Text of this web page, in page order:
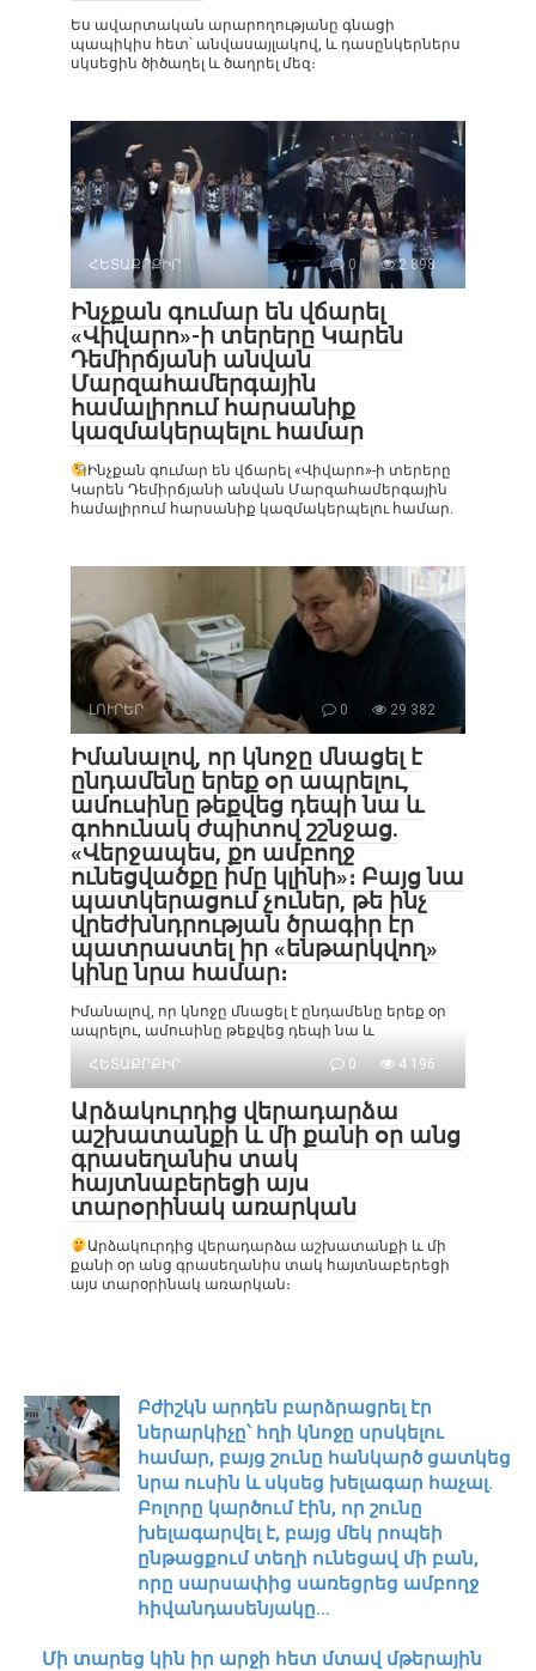
Ես ավարտական ​​​​արարողությանը գնացի
պապիկիս հետ՝ անվասայլակով, և դասընկերներս
սկսեցին ծիծաղել և ծաղրել մեզ։
ՀԵՏԱՔՐՔԻՐ 0 2 898
Ինչքան գումար են վճարել
«Վիվարո»-ի տերերը Կարեն
Դեմիրճյանի անվան
Մարզահամերգային
համալիրում հարսանիք
կազմակերպելու համար
Ինչքան գումար են վճարել «Վիվարո»-ի տերերը
Կարեն Դեմիրճյանի անվան Մարզահամերգային
համալիրում հարսանիք կազմակերպելու համար.
ԼՈՒՐԵՐ 0 29 382
Իմանալով, որ կնոջը մնացել է
ընդամենը երեք օր ապրելու,
ամուսինը թեքվեց դեպի նա և
գոհունակ ժպիտով շշնջաց.
«Վերջապես, քո ամբողջ
ունեցվածքը իմը կլինի»։ Բայց նա
պատկերացում չուներ, թե ինչ
վրեժխնդրության ծրագիր էր
պատրաստել իր «ենթարկվող»
կինը նրա համար։
Իմանալով, որ կնոջը մնացել է ընդամենը երեք օր
ապրելու, ամուսինը թեքվեց դեպի նա և
ՀԵՏԱՔՐՔԻՐ
0 4 196
Արձակուրդից վերադարձա
աշխատանքի և մի քանի օր անց
գրասեղանիս տակ
հայտնաբերեցի այս
տարօրինակ առարկան
Արձակուրդից վերադարձա աշխատանքի և մի
քանի օր անց գրասեղանիս տակ հայտնաբերեցի
այս տարօրինակ առարկան։
Բժիշկն արդեն բարձրացրել էր
ներարկիչը՝ հղի կնոջը սրսկելու
համար, բայց շունը հանկարծ ցատկեց
նրա ուսին և սկսեց խելագար հաչալ.
Բոլորը կարծում էին, որ շունը
խելագարվել է, բայց մեկ րոպեի
ընթացքում տեղի ունեցավ մի բան,
որը սարսափից սառեցրեց ամբողջ
հիվանդասենյակը…
Մի տարեց կին իր արջի հետ մտավ մթերային